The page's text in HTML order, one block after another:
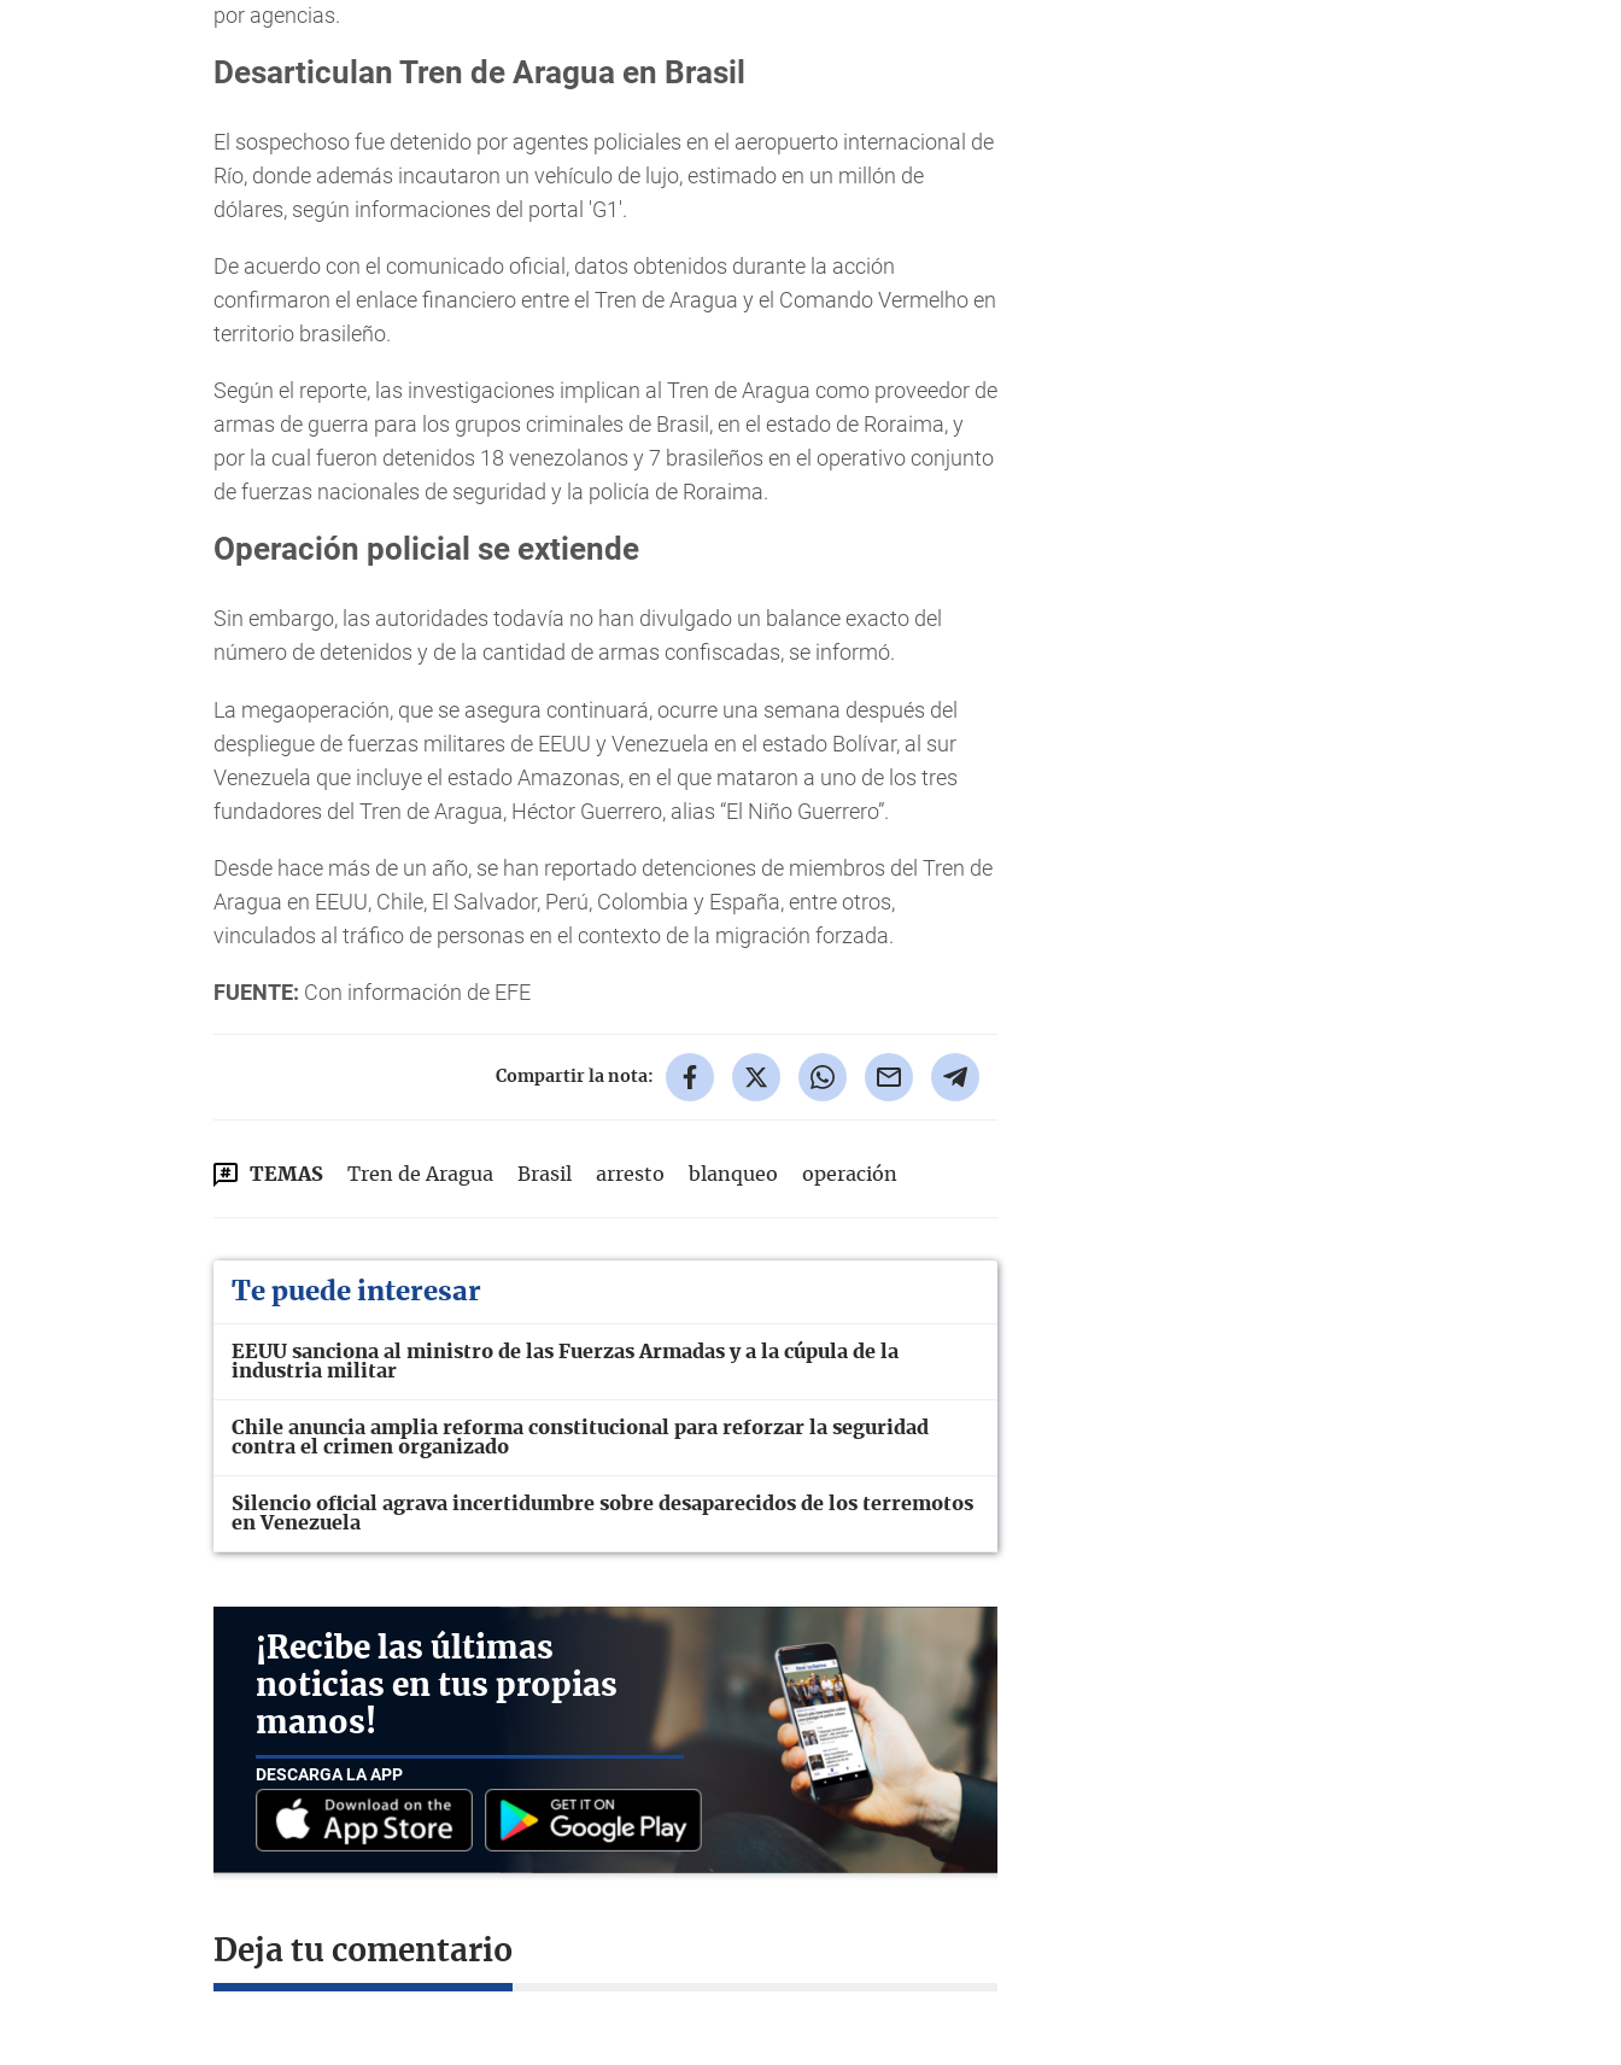
por agencias.
Desarticulan Tren de Aragua en Brasil
El sospechoso fue detenido por agentes policiales en el aeropuerto internacional de
Río, donde además incautaron un vehículo de lujo, estimado en un millón de
dólares, según informaciones del portal 'G1'.
De acuerdo con el comunicado oficial, datos obtenidos durante la acción
confirmaron el enlace financiero entre el Tren de Aragua y el Comando Vermelho en
territorio brasileño.
Según el reporte, las investigaciones implican al Tren de Aragua como proveedor de
armas de guerra para los grupos criminales de Brasil, en el estado de Roraima, y
por la cual fueron detenidos 18 venezolanos y 7 brasileños en el operativo conjunto
de fuerzas nacionales de seguridad y la policía de Roraima.
Operación policial se extiende
Sin embargo, las autoridades todavía no han divulgado un balance exacto del
número de detenidos y de la cantidad de armas confiscadas, se informó.
La megaoperación, que se asegura continuará, ocurre una semana después del
despliegue de fuerzas militares de EEUU y Venezuela en el estado Bolívar, al sur
Venezuela que incluye el estado Amazonas, en el que mataron a uno de los tres
fundadores del Tren de Aragua, Héctor Guerrero, alias “El Niño Guerrero”.
Desde hace más de un año, se han reportado detenciones de miembros del Tren de
Aragua en EEUU, Chile, El Salvador, Perú, Colombia y España, entre otros,
vinculados al tráfico de personas en el contexto de la migración forzada.
FUENTE: Con información de EFE
Compartir la nota:
TEMAS Tren de Aragua Brasil arresto blanqueo operación
Te puede interesar
EEUU sanciona al ministro de las Fuerzas Armadas y a la cúpula de la
industria militar
Chile anuncia amplia reforma constitucional para reforzar la seguridad
contra el crimen organizado
Silencio oficial agrava incertidumbre sobre desaparecidos de los terremotos
en Venezuela
¡Recibe las últimas
noticias en tus propias
manos!
DESCARGA LA APP
Deja tu comentario